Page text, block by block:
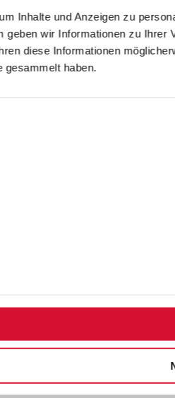
Inhalte und Anzeigen zu
geben wir Informationen zu
diese Informationen
gesammelt haben.